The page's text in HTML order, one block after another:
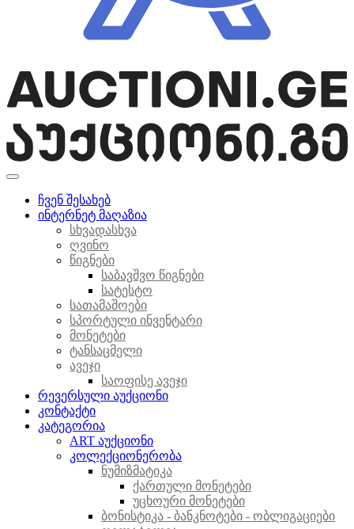
ჩვენ შესახებ
ინტერნეტ მაღაზია
სხვადასხვა
ღვინო
წიგნები
საბავშვო წიგნები
სატესტო
სათამაშოები
სპორტული ინვენტარი
მონეტები
ტანსაცმელი
ავეჯი
საოფისე ავეჯი
რევერსული აუქციონი
კონტაქტი
კატეგორია
ART აუქციონი
კოლექციონერობა
ნუმიზმატიკა
ქართული მონეტები
უცხოური მონეტები
ბონისტიკა - ბანკნოტები - ობლიგაციები